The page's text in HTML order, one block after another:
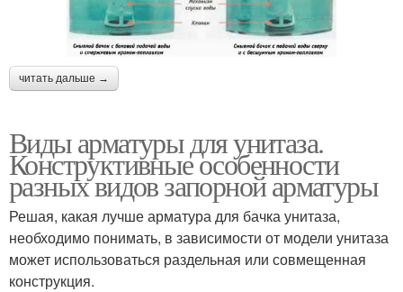
читать дальше →
Виды арматуры для унитаза.
Конструктивные особенности
разных видов запорной арматуры
Решая, какая лучше арматура для бачка унитаза,
необходимо понимать, в зависимости от модели унитаза
может использоваться раздельная или совмещенная
конструкция.